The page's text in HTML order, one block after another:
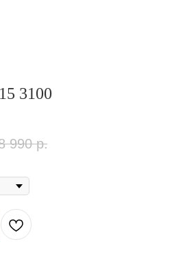
3100
990 р.